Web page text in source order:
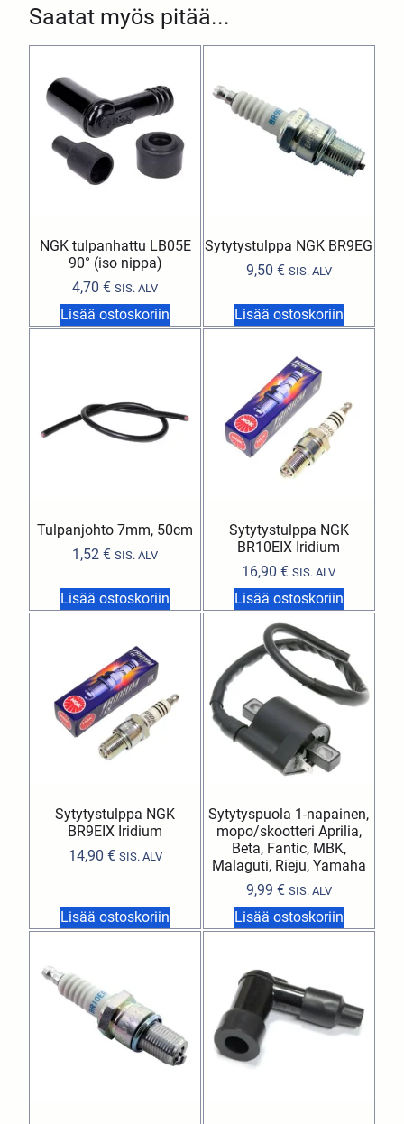
Saatat myös pitää...
NGK tulpanhattu LB05E
90° (iso nippa)
4,70€ SIS. ALV
Lisää ostoskoriin
Sytytystulppa NGK BR9EG
9,50 € SIS. ALV
Lisää ostoskoriin
Tulpanjohto 7mm, 50cm
1,52€ SIS. ALV
Lisää ostoskoriin
Sytytystulppa NGK
BR10EIX Iridium
16,90€ SIS. ALV
Lisää ostoskoriin
Sytytystulppa NGK
BR9EIX Iridium
14,90 € SIS. ALV
Lisää ostoskoriin
Sytytyspuola 1-napainen,
mopo/skootteri Aprilia,
Beta, Fantic, MBK,
Malaguti, Rieju, Yamaha
9,99 € SIS. ALV
Lisää ostoskoriin